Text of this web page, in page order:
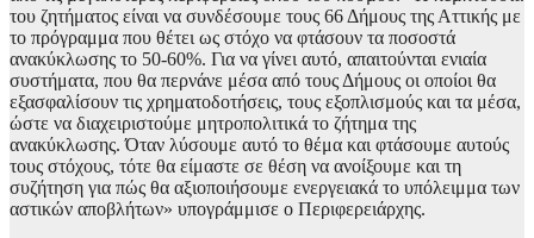
του ζητήματος είναι να συνδέσουμε τους 66 Δήμους της Αττικής με
το πρόγραμμα που θέτει ως στόχο να φτάσουν τα ποσοστά
ανακύκλωσης το 50-60%. Για να γίνει αυτό, απαιτούνται ενιαία
συστήματα, που θα περνάνε μέσα από τους Δήμους οι οποίοι θα
εξασφαλίσουν τις χρηματοδοτήσεις, τους εξοπλισμούς και τα μέσα,
ώστε να διαχειριστούμε μητροπολιτικά το ζήτημα της
ανακύκλωσης. Όταν λύσουμε αυτό το θέμα και φτάσουμε αυτούς
τους στόχους, τότε θα είμαστε σε θέση να ανοίξουμε και τη
συζήτηση για πώς θα αξιοποιήσουμε ενεργειακά το υπόλειμμα των
αστικών αποβλήτων» υπογράμμισε ο Περιφερειάρχης.